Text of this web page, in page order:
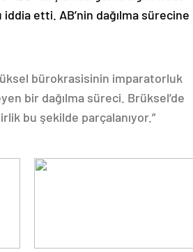
etti. AB’nin dağılma sürecine
bürokrasisinin imparatorluk
bir dağılma süreci. Brüksel’de
bu şekilde parçalanıyor.”